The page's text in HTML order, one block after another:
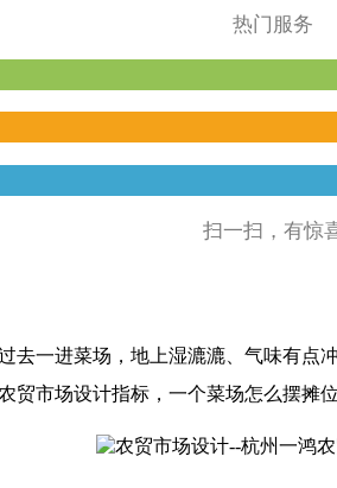
热门服务
扫一扫，有惊
去一进菜场，地上湿漉漉、气味有
市场设计指标，一个菜场怎么摆摊